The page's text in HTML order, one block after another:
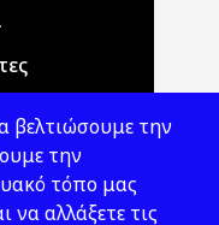
βελτιώσουμε την
την
τόπο μας
να αλλάξετε τις